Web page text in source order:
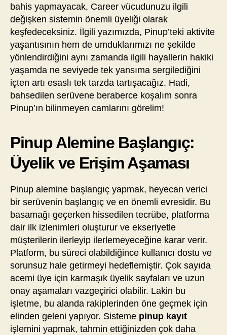
bahis yapmayacak, Career vücudunuzu ilgili
değişken sistemin önemli üyeliği olarak
keşfedeceksiniz. İlgili yazımızda, Pinup’teki aktivite
yaşantısının hem de umduklarımızı ne şekilde
yönlendirdiğini aynı zamanda ilgili hayallerin hakiki
yaşamda ne seviyede tek yansıma sergilediğini
içten artı esaslı tek tarzda tartışacağız. Hadi,
bahsedilen serüvene beraberce koşalım sonra
Pinup’ın bilinmeyen camlarını görelim!
Pinup Alemine Başlangıç:
Üyelik ve Erişim Aşaması
Pinup alemine başlangıç yapmak, heyecan verici
bir serüvenin başlangıç ve en önemli evresidir. Bu
basamağı geçerken hissedilen tecrübe, platforma
dair ilk izlenimleri oluşturur ve ekseriyetle
müşterilerin ilerleyip ilerlemeyeceğine karar verir.
Platform, bu süreci olabildiğince kullanıcı dostu ve
sorunsuz hale getirmeyi hedeflemiştir. Çok sayıda
acemi üye için karmaşık üyelik sayfaları ve uzun
onay aşamaları vazgeçirici olabilir. Lakin bu
işletme, bu alanda rakiplerinden öne geçmek için
elinden geleni yapıyor. Sisteme pinup kayıt
işlemini yapmak, tahmin ettiğinizden çok daha